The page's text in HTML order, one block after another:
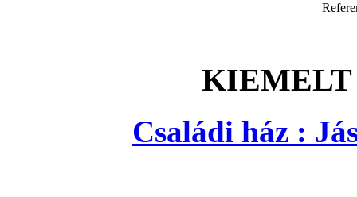
Családi ház :